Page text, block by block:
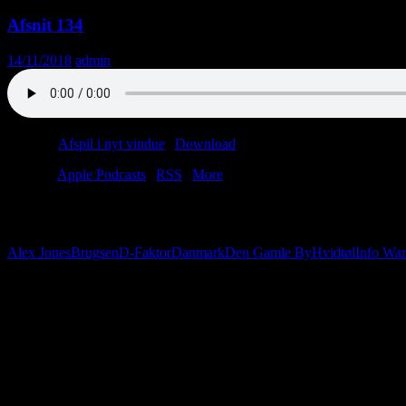
Afsnit 134
14/11/2018 admin
Afspil i nyt vindue Download
Apple Podcasts RSS
More
Alex JonesBrugsenD-FaktorDanmarkDen Gamle ByHvidtølInfo